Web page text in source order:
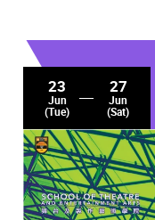
23
Jun
(Tue)
27
Jun
(Sat)